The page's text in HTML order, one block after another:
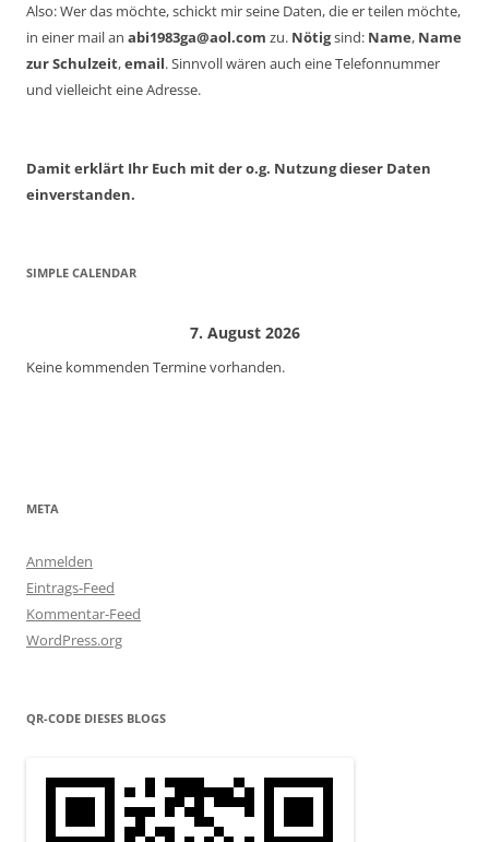
Also: Wer das möchte, schickt mir seine Daten, die er teilen möchte,
in einer mail an abi1983ga@aol.com zu. Nötigsind: Name, Name
zur Schulzeit,email. Sinnvoll wären auch eine Telefonnummer
und vielleicht eine Adresse.
Damit erklärt Ihr Euch mit der o.g. Nutzung dieser Daten
einverstanden.
SIMPLE CALENDAR
7. August 2026
Keine kommenden Termine vorhanden.
META
Anmelden
Eintrags-Feed
Kommentar-Feed
WordPress.org
QR-CODE DIESES BLOGS